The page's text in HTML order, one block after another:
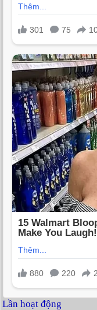
Lần hoạt động